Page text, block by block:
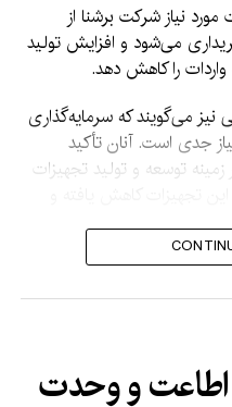
نیاز شرکت برشنا از
می‌شود و افزایش تولید
را کاهش دهد.
می‌گویند که سرمایه‌گذاری
جدی است. آنان تأکید
توسعه و تولید تجهیزات
وابستگی به واردات، زمینه
کرد.
کنار تولید برق، باید ظرفیت
استفاده در تولید و
تولید داخل در بازارهای
اطاعت و وحدت